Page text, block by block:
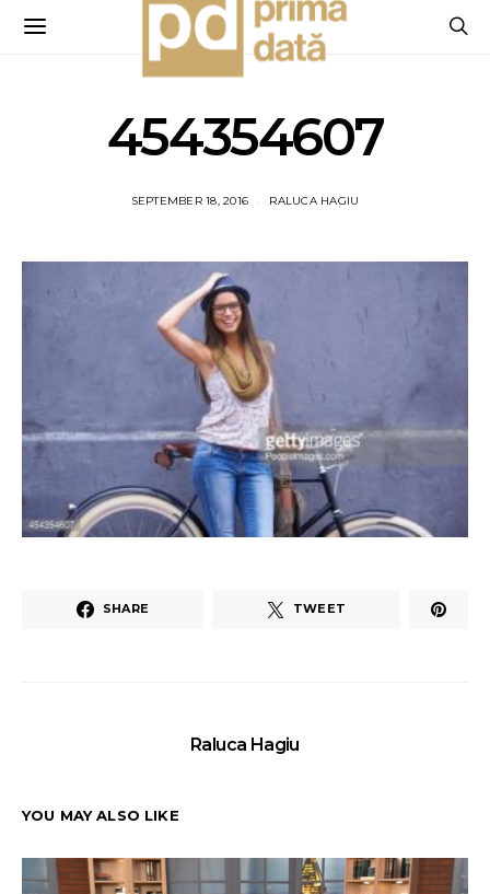
454354607
SEPTEMBER 18, 2016 RALUCA HAGIU
SHARE TWEET
Raluca Hagiu
YOU MAY ALSO LIKE